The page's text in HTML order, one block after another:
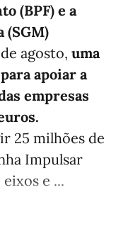
(BPF) e a
(SGM)
agosto, uma
apoiar a
empresas
25 milhões de
Impulsar
e ...